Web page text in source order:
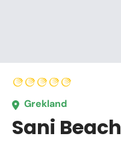
Grekland
Sani Beach